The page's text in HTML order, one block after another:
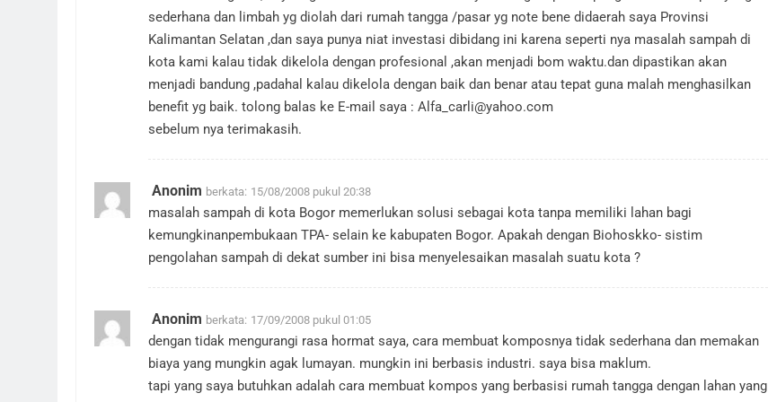
sederhana dan limbah yg diolah dari rumah tangga /pasar yg note bene didaerah saya Provinsi
Kalimantan Selatan ,dan saya punya niat investasi dibidang ini karena seperti nya masalah sampah di
kota kami kalau tidak dikelola dengan profesional ,akan menjadi bom waktu.dan dipastikan akan
menjadi bandung ,padahal kalau dikelola dengan baik dan benar atau tepat guna malah menghasilkan
benefit yg baik. tolong balas ke E-mail saya : Alfa_carli@yahoo.com
sebelum nya terimakasih.
Anonim berkata: 15/08/2008 pukul 20:38
masalah sampah di kota Bogor memerlukan solusi sebagai kota tanpa memiliki lahan bagi
kemungkinanpembukaan TPA- selain ke kabupaten Bogor. Apakah dengan Biohoskko- sistim
pengolahan sampah di dekat sumber ini bisa menyelesaikan masalah suatu kota ?
Anonim berkata: 17/09/2008 pukul 01:05
dengan tidak mengurangi rasa hormat saya, cara membuat komposnya tidak sederhana dan memakan
biaya yang mungkin agak lumayan. mungkin ini berbasis industri. saya bisa maklum.
tapi yang saya butuhkan adalah cara membuat kompos yang berbasisi rumah tangga dengan lahan yang